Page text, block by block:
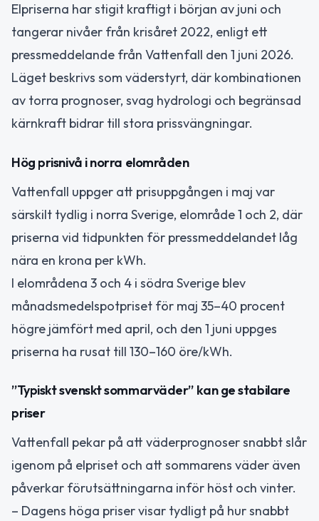
Elpriserna har stigit kraftigt i början av juni och
tangerar nivåer från krisåret 2022, enligt ett
pressmeddelande från Vattenfall den 1 juni 2026.
Läget beskrivs som väderstyrt, där kombinationen
av torra prognoser, svag hydrologi och begränsad
kärnkraft bidrar till stora prissvängningar.
Hög prisnivå i norra elområden
Vattenfall uppger att prisuppgången i maj var
särskilt tydlig i norra Sverige, elområde 1 och 2, där
priserna vid tidpunkten för pressmeddelandet låg
nära en krona per kWh.
I elområdena 3 och 4 i södra Sverige blev
månadsmedelspotpriset för maj 35–40 procent
högre jämfört med april, och den 1 juni uppges
priserna ha rusat till 130–160 öre/kWh.
”Typiskt svenskt sommarväder” kan ge stabilare
priser
Vattenfall pekar på att väderprognoser snabbt slår
igenom på elpriset och att sommarens väder även
påverkar förutsättningarna inför höst och vinter.
– Dagens höga priser visar tydligt på hur snabbt